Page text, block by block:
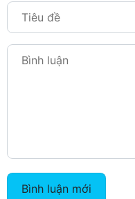
Bình luận mới